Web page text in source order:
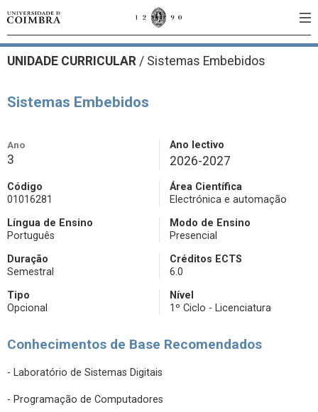
UNIDADE CURRICULAR / Sistemas Embebidos
Sistemas Embebidos
Ano
3
Ano lectivo
2026-2027
Código
01016281
Área Científica
Electrónica e automação
Língua de Ensino
Português
Modo de Ensino
Presencial
Duração
Semestral
Créditos ECTS
6.0
Tipo
Opcional
Nível
1º Ciclo - Licenciatura
Conhecimentos de Base Recomendados
- Laboratório de Sistemas Digitais
- Programação de Computadores